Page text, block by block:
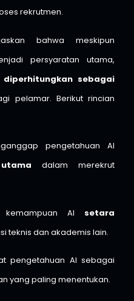
rekrutmen.
bahwa meskipun
persyaratan utama,
diperhitungkan sebagai
pelamar. Berikut rincian
pengetahuan AI
dalam merekrut
AI setara
teknis dan akademis lain.
pengetahuan AI sebagai
yang paling menentukan.